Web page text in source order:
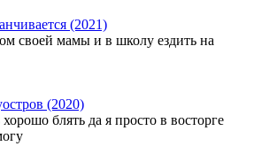
(2021)
своей мамы и в школу ездить на
(2020)
блять да я просто в восторге